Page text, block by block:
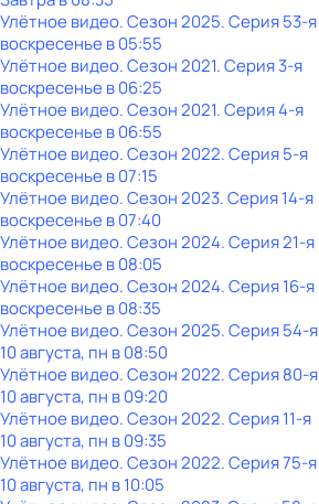
Улётное видео. Сезон 2025. Серия 53-я
воскресенье в05:55
Улётное видео. Сезон 2021. Серия 3-я
воскресенье в06:25
Улётное видео. Сезон 2021. Серия 4-я
воскресенье в06:55
Улётное видео. Сезон 2022. Серия 5-я
воскресенье в07:15
Улётное видео. Сезон 2023. Серия 14-я
воскресенье в07:40
Улётное видео. Сезон 2024. Серия 21-я
воскресенье в08:05
Улётное видео. Сезон 2024. Серия 16-я
воскресенье в08:35
Улётное видео. Сезон 2025. Серия 54-я
10 августа, пн в 08:50
Улётное видео. Сезон 2022. Серия 80-я
10 августа, пн в 09:20
Улётное видео. Сезон 2022. Серия 11-я
10 августа, пн в 09:35
Улётное видео. Сезон 2022. Серия 75-я
10 августа, пн в 10:05